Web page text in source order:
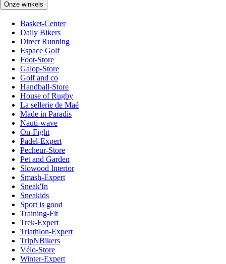
Onze winkels
Basket-Center
Daily Bikers
Direct Running
Espace Golf
Foot-Store
Galop-Store
Golf and co
Handball-Store
House of Rugby
La sellerie de Maé
Made in Paradis
Nauti-wave
On-Fight
Padel-Expert
Pecheur-Store
Pet and Garden
Slowood Interior
Smash-Expert
Sneak'In
Sneakids
Sport is good
Training-Fit
Trek-Expert
Triathlon-Expert
TripNBikers
Vélo-Store
Winter-Expert